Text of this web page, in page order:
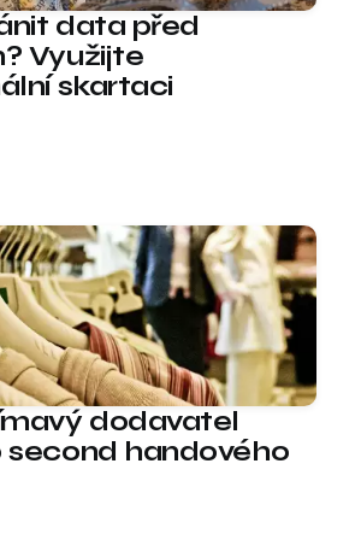
data před
Využijte
skartaci
dodavatel
second handového